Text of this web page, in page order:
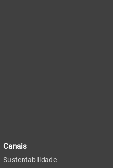
Canais
Sustentabilidade